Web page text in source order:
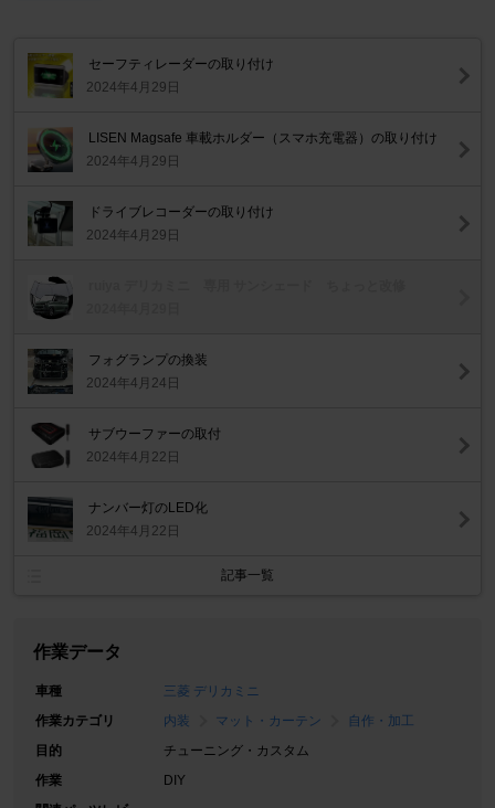
セーフティレーダーの取り付け
2024年4月29日
LISEN Magsafe 車載ホルダー（スマホ充電器）の取り付け
2024年4月29日
ドライブレコーダーの取り付け
2024年4月29日
フォグランプの換装
2024年4月24日
サブウーファーの取付
2024年4月22日
ナンバー灯のLED化
2024年4月22日
記事一覧
作業データ
車種
三菱 デリカミニ
作業カテゴリ
内装 マット・カーテン
自作・加工
目的
チューニング・カスタム
作業
DIY